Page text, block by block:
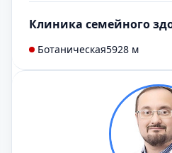
Клиника семейного
Ботаническая5928 м